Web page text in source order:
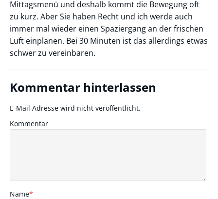
Mittagsmenü und deshalb kommt die Bewegung oft
zu kurz. Aber Sie haben Recht und ich werde auch
immer mal wieder einen Spaziergang an der frischen
Luft einplanen. Bei 30 Minuten ist das allerdings etwas
schwer zu vereinbaren.
Kommentar hinterlassen
E-Mail Adresse wird nicht veröffentlicht.
Kommentar
Name*